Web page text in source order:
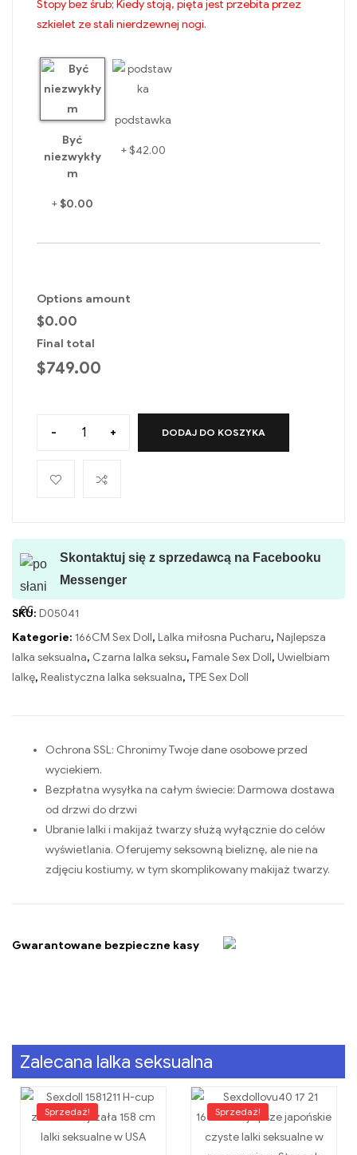
Stopy bez śrub; Kiedy stoją, pięta jest przebita przez
szkielet ze stali nierdzewnej nogi.
Być
niezwykły
m
+$0.00
podstawka
+$42.00
Options amount
$0.00
Final total
$749.00
- + DODAJ DO KOSZYKA
Skontaktuj się z sprzedawcą na Facebooku
Messenger
SKU: D05041
Kategorie: 166CM Sex Doll, Lalka miłosna Pucharu, Najlepsza
lalka seksualna, Czarna lalka seksu, Famale Sex Doll, Uwielbiam
lalkę, Realistyczna lalka seksualna, TPE Sex Doll
Ochrona SSL: Chronimy Twoje dane osobowe przed
wyciekiem.
Bezpłatna wysyłka na całym świecie: Darmowa dostawa
od drzwi do drzwi
Ubranie lalki i makijaż twarzy służą wyłącznie do celów
wyświetlania. Oferujemy seksowną bieliznę, ale nie na
zdjęciu kostiumy, w tym skomplikowany makijaż twarzy.
Gwarantowane bezpieczne kasy
Zalecana lalka seksualna
Sprzedaż! Sprzedaż!